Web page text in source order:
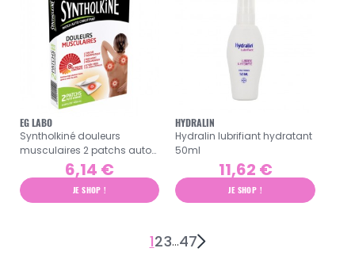
EG LABO
Syntholkiné douleurs
musculaires 2 patchs auto-
chauffants6,14 €
JE SHOP !
HYDRALIN
Hydralin lubrifiant hydratant
50ml
11,62 €
JE SHOP !
123…47